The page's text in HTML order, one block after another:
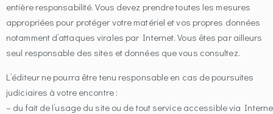
entière responsabilité. Vous devez prendre toutes les mesures
appropriées pour protéger votre matériel et vos propres données
notamment d’attaques virales par Internet. Vous êtes par ailleurs
seul responsable des sites et données que vous consultez.
L’éditeur ne pourra être tenu responsable en cas de poursuites
judiciaires à votre encontre :
– du fait de l’usage du site ou de tout service accessible via